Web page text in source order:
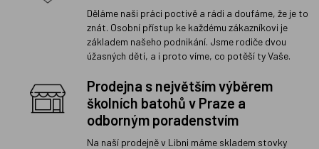
Děláme naši práci poctivě a rádi a doufáme, že je to
znát. Osobní přístup ke každému zákazníkovi je
základem našeho podnikání. Jsme rodiče dvou
úžasných dětí, a i proto víme, co potěší ty Vaše.
Prodejna s největším výběrem
školních batohů v Praze a
odborným poradenstvím
Na naší prodejně v Libni máme skladem stovky